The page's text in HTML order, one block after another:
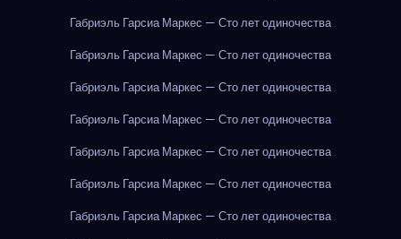
Габриэль Гарсиа Маркес — Сто лет одиночества
Габриэль Гарсиа Маркес — Сто лет одиночества
Габриэль Гарсиа Маркес — Сто лет одиночества
Габриэль Гарсиа Маркес — Сто лет одиночества
Габриэль Гарсиа Маркес — Сто лет одиночества
Габриэль Гарсиа Маркес — Сто лет одиночества
Габриэль Гарсиа Маркес — Сто лет одиночества